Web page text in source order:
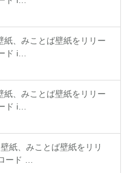
紙、みことば壁紙をリリー
ド i…
紙、みことば壁紙をリリー
ド i…
紙、みことば壁紙をリリ
ード …